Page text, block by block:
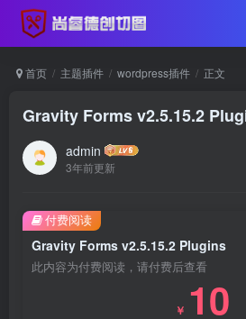
首页 主题插件 wordpress插件 正文
Gravity Forms v2.5.15.2
admin
3年前更新
Gravity Forms v2.5.15.2 Plugins
此内容为付费阅读，请付费后查看
￥ 10
付费阅读